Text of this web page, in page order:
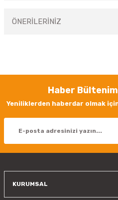
ÖNERİLERİNİZ
Görüş ve önerileriniz için teşekkür
Ürün resmi kalitesiz, bozuk veya
Ürün bilgilerinde hatalar bulunuyor.
Haber
Yeniliklerden haberdar olmak
KURUMSAL